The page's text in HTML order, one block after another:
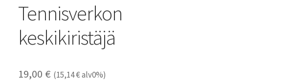
Tennisverkon
keskikiristäjä
19,00 € (15,14€alv0%)